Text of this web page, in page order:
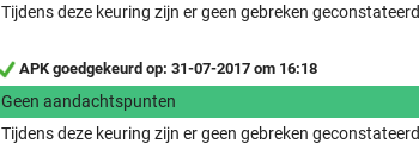
Tijdens deze keuring zijn er geen gebreken geconstateerd
APK goedgekeurd op: 31-07-2017 om 16:18
Geen aandachtspunten
Tijdens deze keuring zijn er geen gebreken geconstateerd